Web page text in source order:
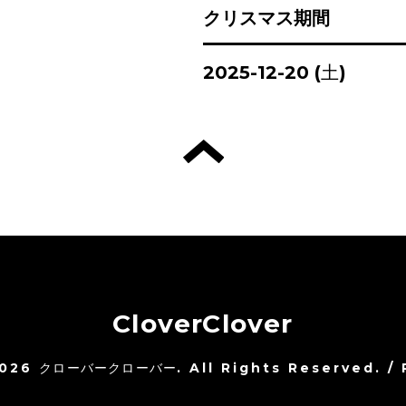
クリスマス期間
2025-12-20 (土)
CloverClover
クローバークローバー. All Rights Reserved. /